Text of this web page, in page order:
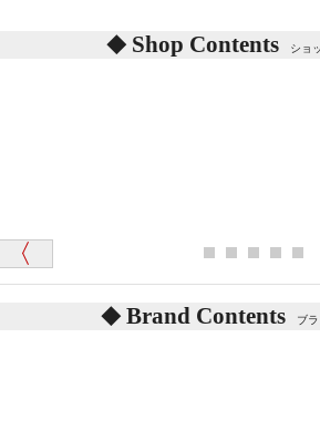
詳しくはこちらをご覧ください。
体をねかせたりおこしたりすると「
記載しておりますので、ぜひ探して
東京都 M・K 様 （
「対応はどちらも丁寧でした。
「商品説明が細やかで丁寧であ
Shop Contents ショ
Brand Contents ブ